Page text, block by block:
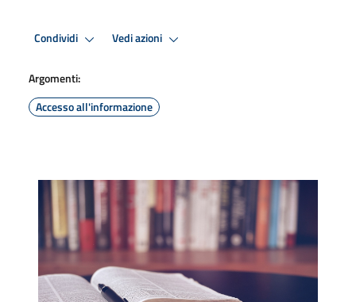
Condividi Vedi azioni
Argomenti:
Accesso all'informazione